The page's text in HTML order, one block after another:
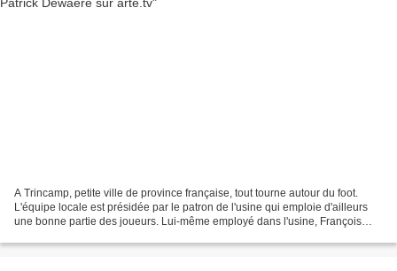
A Trincamp, petite ville de province française, tout tourne autour du foot.
L'équipe locale est présidée par le patron de l'usine qui emploie d'ailleurs
une bonne partie des joueurs. Lui-même employé dans l'usine, François